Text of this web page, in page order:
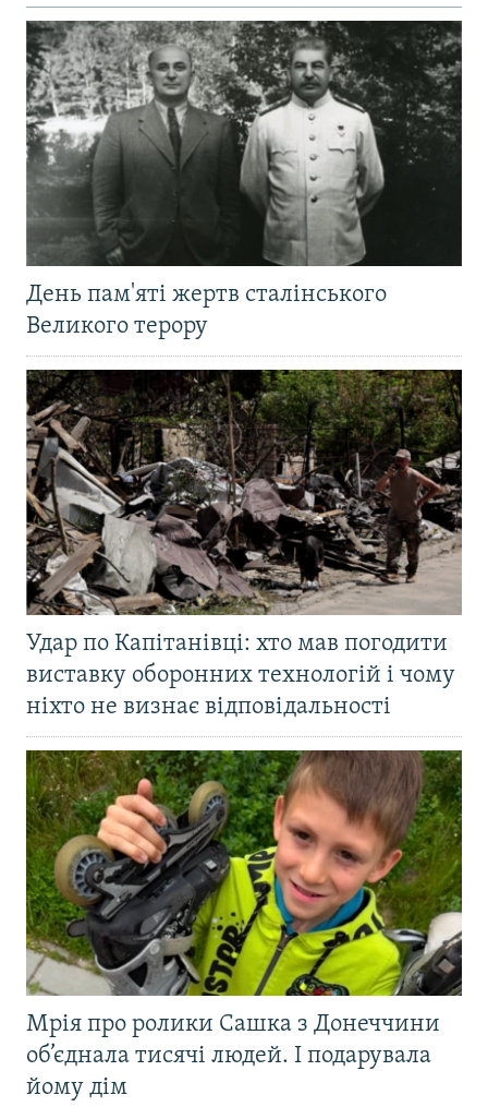
День пам'яті жертв сталінського
Великого терору
Удар по Капітанівці: хто мав погодити
виставку оборонних технологій і чому
ніхто не визнає відповідальності
Мрія про ролики Сашка з Донеччини
об’єднала тисячі людей. І подарувала
йому дім